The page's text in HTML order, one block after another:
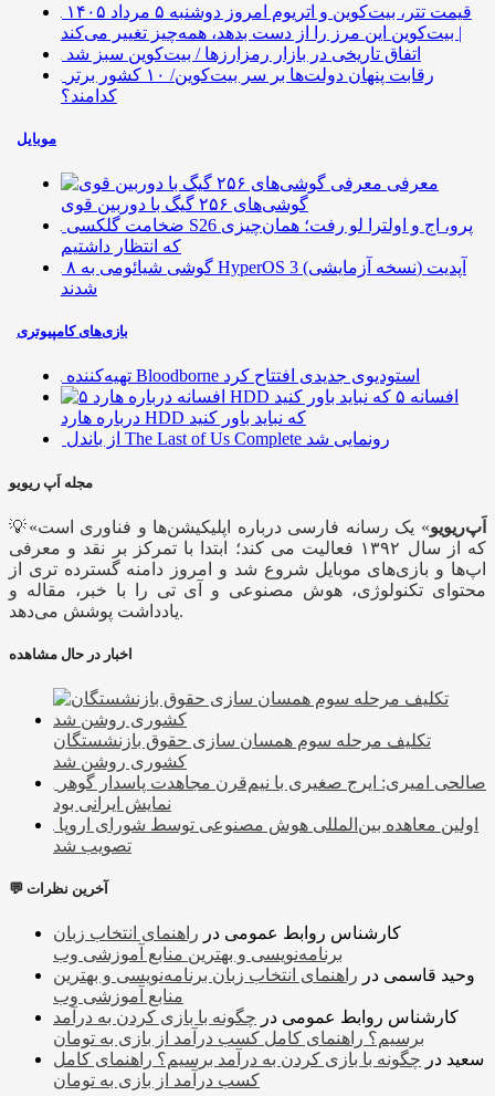
قیمت تتر، بیت‌کوین و اتریوم امروز دوشنبه ۵ مرداد ۱۴۰۵
| بیت‌کوین این مرز را از دست بدهد، همه‌چیز تغییر می‌کند
اتفاق تاریخی در بازار رمزارزها / بیت‌کوین سبز شد
رقابت پنهان دولت‌ها بر سر بیت‌کوین/ ۱۰ کشور برتر
کدامند؟
موبایل
معرفی
گوشی‌های ۲۵۶ گیگ با دوربین قوی
ضخامت گلکسی S26 پرو، اج و اولترا لو رفت؛ همان‌چیزی
که انتظار داشتیم
۸ گوشی شیائومی به HyperOS 3 (نسخه آزمایشی) آپدیت
شدند
بازی‌های کامپیوتری
تهیه‌کننده Bloodborne استودیوی جدیدی افتتاح کرد
۵ افسانه
درباره هارد HDD که نباید باور کنید
از باندل The Last of Us Complete رونمایی شد
مجله اَپ ریویو
💡« اَپ‌ریویو» یک رسانه فارسی درباره اپلیکیشن‌ها و فناوری است
که از سال ۱۳۹۲ فعالیت می کند؛ ابتدا با تمرکز بر نقد و معرفی
اپ‌ها و بازی‌های موبایل شروع شد و امروز دامنه گسترده تری از
محتوای تکنولوژی، هوش مصنوعی و آی تی را با خبر، مقاله و
یادداشت پوشش می‌دهد.
اخبار در حال مشاهده
تکلیف مرحله سوم همسان‌ سازی حقوق بازنشستگان
کشوری روشن شد
صالحی امیری: ایرج صغیری با نیم‌قرن مجاهدت پاسدار گوهر
نمایش ایرانی بود
اولین معاهده بین‌المللی هوش مصنوعی توسط شورای اروپا
تصویب شد
💬 آخرین نظرات
کارشناس روابط عمومی در راهنمای انتخاب زبان
برنامه‌نویسی و بهترین منابع آموزشی وب
وحید قاسمی در راهنمای انتخاب زبان برنامه‌نویسی و بهترین
منابع آموزشی وب
کارشناس روابط عمومی در چگونه با بازی کردن به درآمد
برسیم؟ راهنمای کامل کسب درآمد از بازی به تومان
سعید در چگونه با بازی کردن به درآمد برسیم؟ راهنمای کامل
کسب درآمد از بازی به تومان